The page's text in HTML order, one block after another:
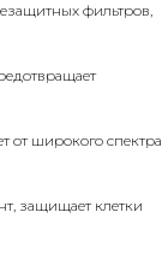
фильтров,
от широкого спектра
защищает клетки